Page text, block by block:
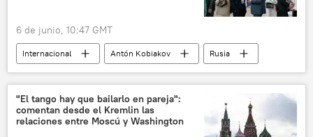
6 de junio, 10:47 GMT
Internacional Antón Kobiakov
Rusia
Foro Económico Internacional de San Petersburgo (SPIEF)
"El tango hay que bailarlo en pareja":
comentan desde el Kremlin las
relaciones entre Moscú y Washington